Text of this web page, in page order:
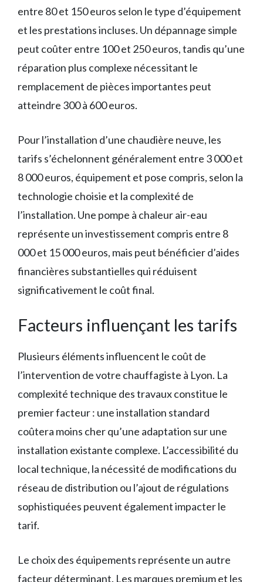
entre 80 et 150 euros selon le type d’équipement
et les prestations incluses. Un dépannage simple
peut coûter entre 100 et 250 euros, tandis qu’une
réparation plus complexe nécessitant le
remplacement de pièces importantes peut
atteindre 300 à 600 euros.
Pour l’installation d’une chaudière neuve, les
tarifs s’échelonnent généralement entre 3 000 et
8 000 euros, équipement et pose compris, selon la
technologie choisie et la complexité de
l’installation. Une pompe à chaleur air-eau
représente un investissement compris entre 8
000 et 15 000 euros, mais peut bénéficier d’aides
financières substantielles qui réduisent
significativement le coût final.
Facteurs influençant les tarifs
Plusieurs éléments influencent le coût de
l’intervention de votre chauffagiste à Lyon. La
complexité technique des travaux constitue le
premier facteur : une installation standard
coûtera moins cher qu’une adaptation sur une
installation existante complexe. L’accessibilité du
local technique, la nécessité de modifications du
réseau de distribution ou l’ajout de régulations
sophistiquées peuvent également impacter le
tarif.
Le choix des équipements représente un autre
facteur déterminant. Les marques premium et les